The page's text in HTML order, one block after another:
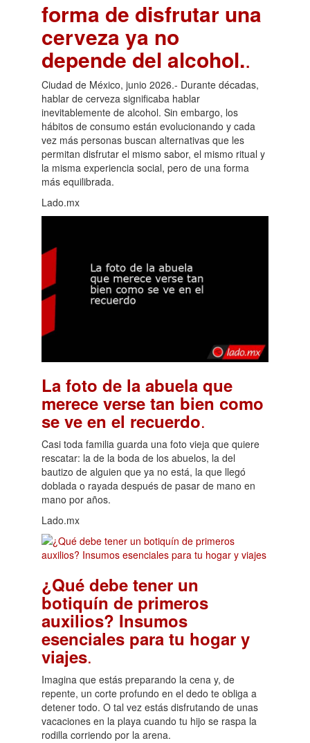
forma de disfrutar una
cerveza ya no
depende del alcohol..
Ciudad de México, junio 2026.- Durante décadas,
hablar de cerveza significaba hablar
inevitablemente de alcohol. Sin embargo, los
hábitos de consumo están evolucionando y cada
vez más personas buscan alternativas que les
permitan disfrutar el mismo sabor, el mismo ritual y
la misma experiencia social, pero de una forma
más equilibrada.
Lado.mx
La foto de la abuela que
merece verse tan bien como
se ve en el recuerdo.
Casi toda familia guarda una foto vieja que quiere
rescatar: la de la boda de los abuelos, la del
bautizo de alguien que ya no está, la que llegó
doblada o rayada después de pasar de mano en
mano por años.
Lado.mx
¿Qué debe tener un
botiquín de primeros
auxilios? Insumos
esenciales para tu hogar y
viajes.
Imagina que estás preparando la cena y, de
repente, un corte profundo en el dedo te obliga a
detener todo. O tal vez estás disfrutando de unas
vacaciones en la playa cuando tu hijo se raspa la
rodilla corriendo por la arena.